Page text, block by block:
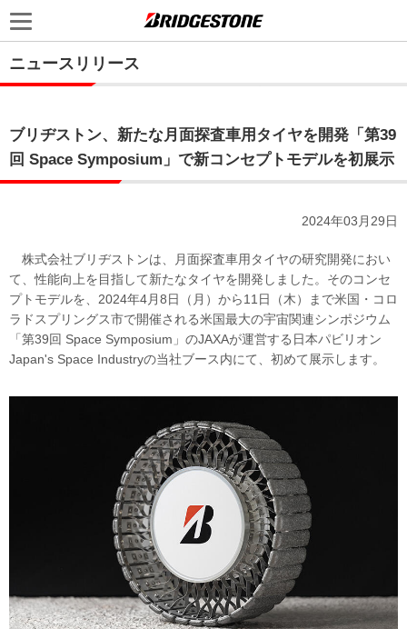
ニュースリリース
ブリヂストン、新たな月面探査車用タイヤを開発「第39
回 Space Symposium」で新コンセプトモデルを初展示
2024年03月29日
株式会社ブリヂストンは、月面探査車用タイヤの研究開発におい
て、性能向上を目指して新たなタイヤを開発しました。そのコンセ
プトモデルを、2024年4月8日（月）から11日（木）まで米国・コロ
ラドスプリングス市で開催される米国最大の宇宙関連シンポジウム
「第39回 Space Symposium」のJAXAが運営する日本パビリオン
Japan's Space Industryの当社ブース内にて、初めて展示します。